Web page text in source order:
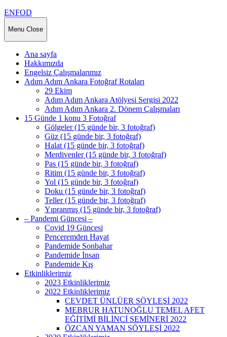
ENFOD
Menu Close
Ana sayfa
Hakkımızda
Engelsiz Çalışmalarımız
Adım Adım Ankara Fotoğraf Rotaları
29 Ekim
Adım Adım Ankara Atölyesi Sergisi 2022
Adım Adım Ankara 2. Dönem Çalışmaları
15 Günde 1 konu 3 Fotoğraf
Gölgeler (15 günde bir, 3 fotoğraf)
Güz (15 günde bir, 3 fotoğraf)
Halat (15 günde bir, 3 fotoğraf)
Merdivenler (15 günde bir, 3 fotoğraf)
Pas (15 günde bir, 3 fotoğraf)
Ritim (15 günde bir, 3 fotoğraf)
Yol (15 günde bir, 3 fotoğraf)
Doku (15 günde bir, 3 fotoğraf)
Teller (15 günde bir, 3 fotoğraf)
Yıpranmış (15 günde bir, 3 fotoğraf)
– Pandemi Güncesi –
Covid 19 Güncesi
Penceremden Hayat
Pandemide Sonbahar
Pandemide İnsan
Pandemide Kış
Etkinliklerimiz
2023 Etkinliklerimiz
2022 Etkinliklerimiz
CEVDET ÜNLÜER SÖYLEŞİ 2022
MEBRUR HATUNOĞLU TEMEL AFET
EĞİTİMİ BİLİNCİ SEMİNERİ 2022
ÖZCAN YAMAN SÖYLEŞİ 2022